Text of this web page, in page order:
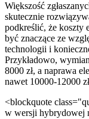
Większość
skutecznie
podkreślić, że koszty
być znaczące ze
technologii i
Przykładowo,
8000 zł, a naprawa
nawet 10000-12000
<blockquote
w wersji hybrydowej